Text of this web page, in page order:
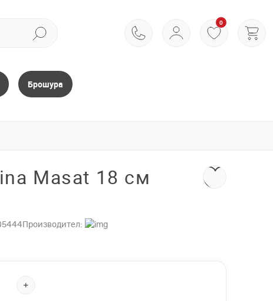
0
Брошура
Masat 18 см
Производител: